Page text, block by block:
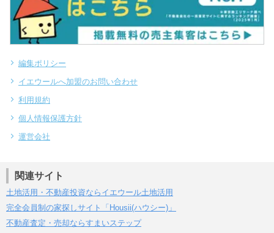
編集ポリシー
イエウールへ加盟のお問い合わせ
利用規約
個人情報保護方針
運営会社
関連サイト
土地活用・不動産投資ならイエウール土地活用
完全会員制の家探しサイト「Housii(ハウシー)」
不動産査定・売却ならすまいステップ